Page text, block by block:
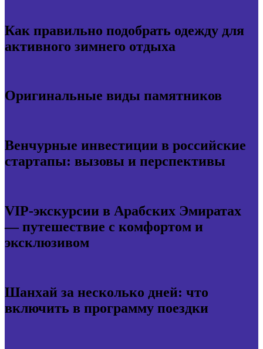
Как правильно подобрать одежду для
активного зимнего отдыха
Оригинальные виды памятников
Венчурные инвестиции в российские
стартапы: вызовы и перспективы
VIP-экскурсии в Арабских Эмиратах
— путешествие с комфортом и
эксклюзивом
Шанхай за несколько дней: что
включить в программу поездки